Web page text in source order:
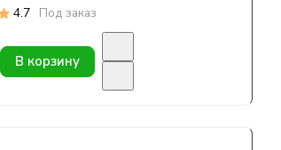
4.7 Под заказ
В корзину